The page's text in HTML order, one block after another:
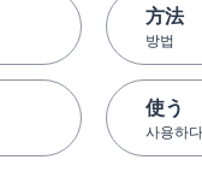
方法
방법
使う
사용하